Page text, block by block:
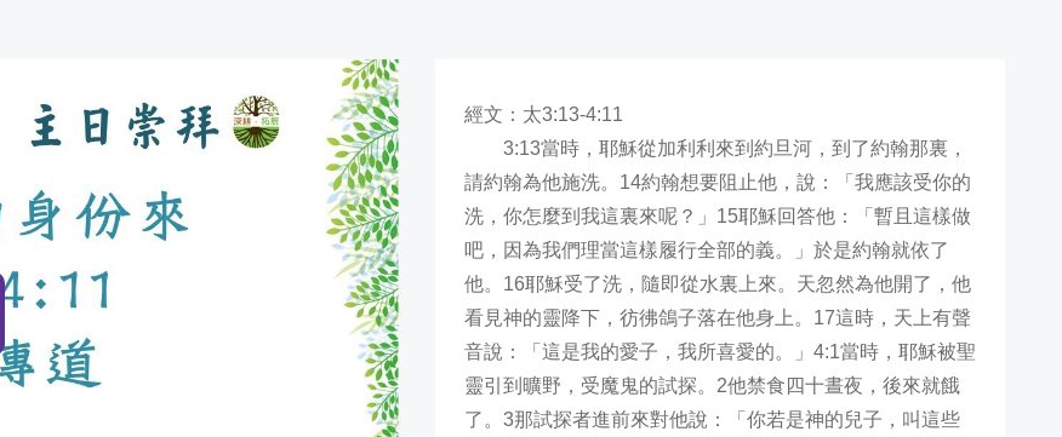
經文： 太3:13-4:11
3:13當時，耶穌從加利利來到約旦河，到了約翰那裏，
請約翰為他施洗。 14約翰想要阻止他，說：「我應該受你的
洗，你怎麼到我這裏來呢？」 15耶穌回答他：「暫且這樣做
吧，因為我們理當這樣履行全部的義。」於是約翰就依了
他。 16耶穌受了洗，隨即從水裏上來。天忽然為他開了，他
看見神的靈降下，彷彿鴿子落在他身上。 17這時，天上有聲
音說：「這是我的愛子，我所喜愛的。」 4:1當時，耶穌被聖
靈引到曠野，受魔鬼的試探。 2他禁食四十晝夜，後來就餓
了。 3那試探者進前來對他說：「你若是神的兒子，叫這些